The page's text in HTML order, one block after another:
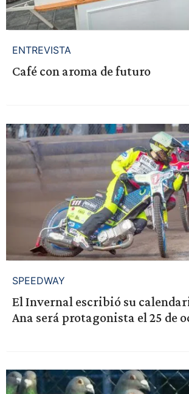
ENTREVISTA
Café con aroma de futuro
SPEEDWAY
El Invernal escribió su
Ana será protagonista el 25 de